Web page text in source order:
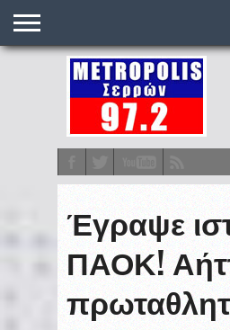
ΣΤΑΘΜΌΣ
METRONEWS
ΠΟΔΌΣΦΑΙΡΟ
ΒΑΘΜΟΛΟΓΊΕΣ
ΠΡΟΓΡΆΜΜΑΤΑ
ΣΤΟΊΧΗΜΑ
ΕΠΙΚΟΙΝΩΝΊΑ
Έγραψε
ΠΑΟΚ!